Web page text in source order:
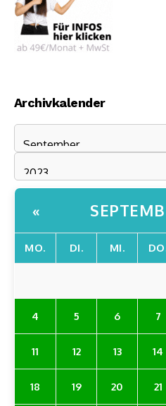
Archivkalender
«
MO. DI. MI.
4 5 6 7
11 12 13 14
18 19 20 21